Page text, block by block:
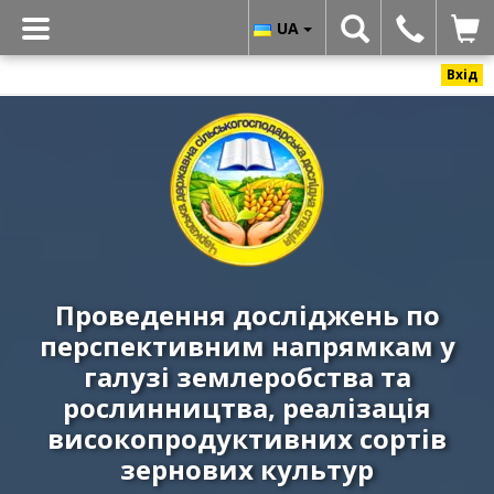
Вхід
сільськогосподарська
НААН»
Реалізація
високоякісних
урожайних
Проведення досліджень по
перспективним напрямкам у
галузі землеробства та
рослинництва, реалізація
високопродуктивних сортів
зернових культур
UA